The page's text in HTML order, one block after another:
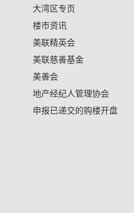
大湾区专页
楼市资讯
美联精英会
美联慈善基金
美善会
地产经纪人管理协会
申报已递交的购楼开盘